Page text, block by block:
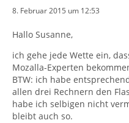
8. Februar 2015 um 12:53
Hallo Susanne,
ich gehe jede Wette ein,
Mozalla-Experten
BTW: ich habe
allen drei Rechnern den
habe ich selbigen nicht
bleibt auch so.